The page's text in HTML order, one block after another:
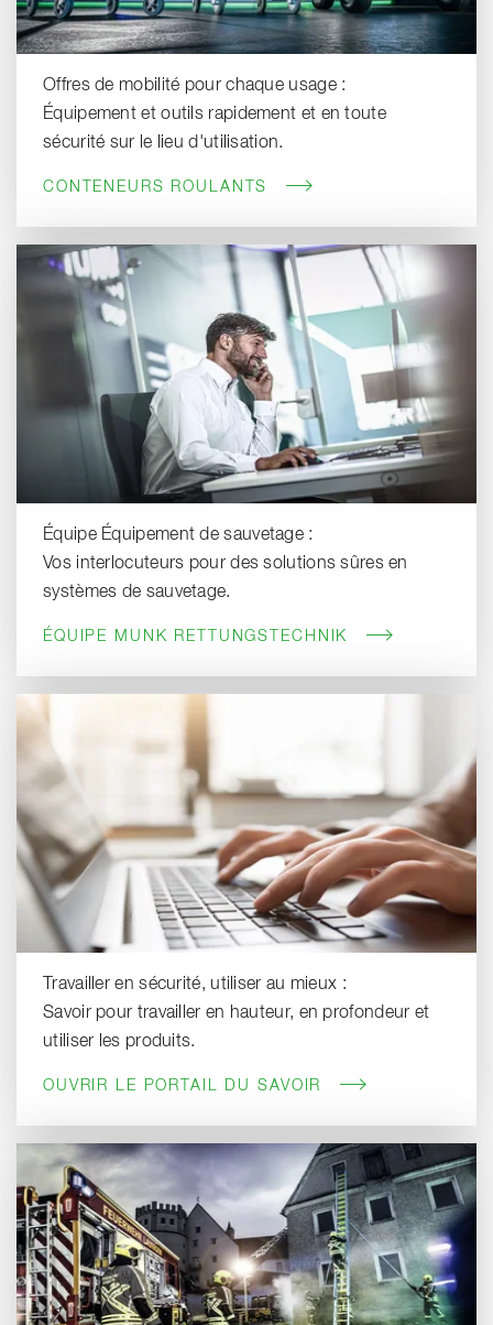
Offres de mobilité pour chaque usage :
Équipement et outils rapidement et en toute
sécurité sur le lieu d'utilisation.
CONTENEURS ROULANTS
Équipe Équipement de sauvetage :
Vos interlocuteurs pour des solutions sûres en
systèmes de sauvetage.
ÉQUIPE MUNK RETTUNGSTECHNIK
Travailler en sécurité, utiliser au mieux :
Savoir pour travailler en hauteur, en profondeur et
utiliser les produits.
OUVRIR LE PORTAIL DU SAVOIR